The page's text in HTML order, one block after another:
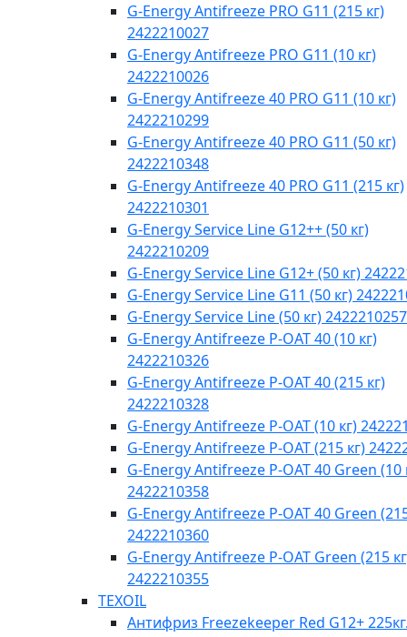
G-Energy Antifreeze PRO G11 (215 кг)
2422210027
G-Energy Antifreeze PRO G11 (10 кг)
2422210026
G-Energy Antifreeze 40 PRO G11 (10 кг)
2422210299
G-Energy Antifreeze 40 PRO G11 (50 кг)
2422210348
G-Energy Antifreeze 40 PRO G11 (215 кг)
2422210301
G-Energy Service Line G12++ (50 кг)
2422210209
G-Energy Service Line G12+ (50 кг)
G-Energy Service Line G11 (50 кг)
G-Energy Service Line (50 кг) 2422210257
G-Energy Antifreeze P-OAT 40 (10 кг)
2422210326
G-Energy Antifreeze P-OAT 40 (215 кг)
2422210328
G-Energy Antifreeze P-OAT (10 кг)
G-Energy Antifreeze P-OAT (215 кг)
G-Energy Antifreeze P-OAT 40 Green (10
2422210358
G-Energy Antifreeze P-OAT 40 Green
2422210360
G-Energy Antifreeze P-OAT Green (215
2422210355
TEXOIL
Антифриз Freezekeeper Red G12+